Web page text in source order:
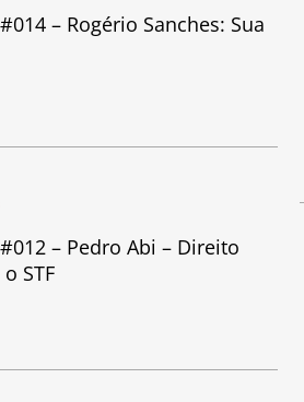
– Rogério Sanches: Sua
– Pedro Abi – Direito
STF